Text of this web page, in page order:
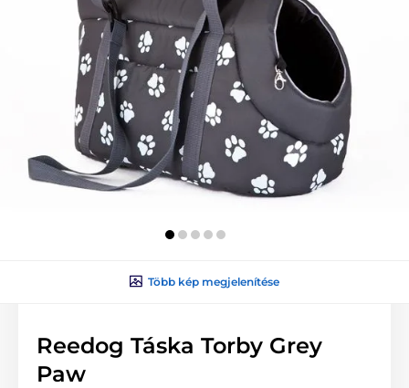
Több kép megjelenítése
Reedog Táska Torby Grey
Paw